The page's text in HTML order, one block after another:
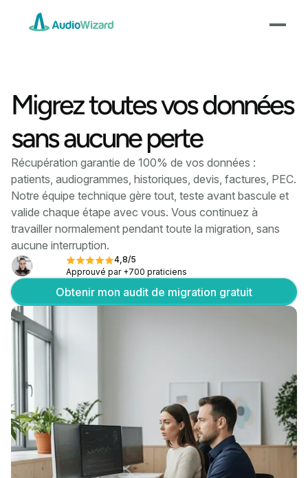
Migrez toutes vos données
sans aucune perte
Récupération garantie de 100% de vos données :
patients, audiogrammes, historiques, devis, factures, PEC.
Notre équipe technique gère tout, teste avant bascule et
valide chaque étape avec vous. Vous continuez à
travailler normalement pendant toute la migration, sans
aucune interruption.
4,8/5
Approuvé par +700 praticiens
Obtenir mon audit de migration gratuit